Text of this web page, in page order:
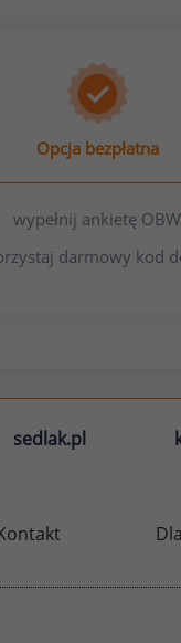
Opcja bezpłatna
wypełnij ankietę OBW
darmowy kod
sedlak.pl